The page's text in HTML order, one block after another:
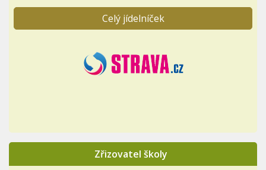
Celý jídelníček
Zřizovatel školy